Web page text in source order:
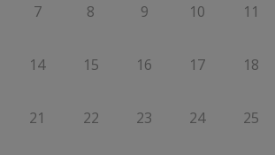
7 8 9 10 11
14 15 16 17 18
21 22 23 24 25